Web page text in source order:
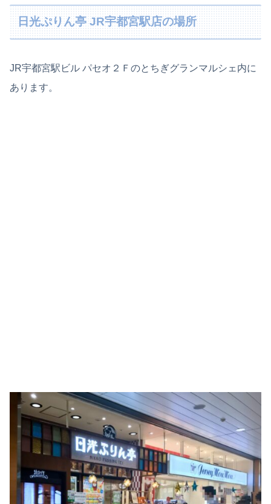
日光ぷりん亭 JR宇都宮駅店の場所
JR宇都宮駅ビル パセオ２Ｆのとちぎグランマルシェ内に
あります。